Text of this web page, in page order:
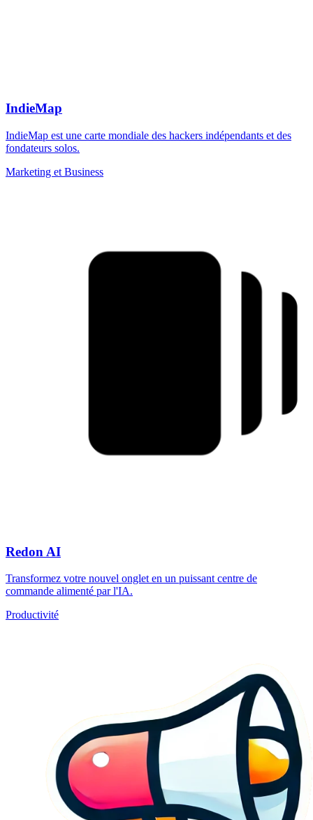
IndieMap
IndieMap est une carte mondiale des hackers indépendants et des
fondateurs solos.
Marketing et Business
Redon AI
Transformez votre nouvel onglet en un puissant centre de
commande alimenté par l'IA.
Productivité